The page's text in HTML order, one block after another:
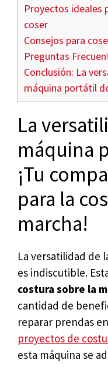
Proyectos ideales
coser
Consejos para
Preguntas
Conclusión: La
máquina portátil
La
máquina
¡Tu
para la
marcha!
La versatilidad de
es indiscutible.
costura sobre la
cantidad de
reparar prendas
proyectos de
esta máquina se